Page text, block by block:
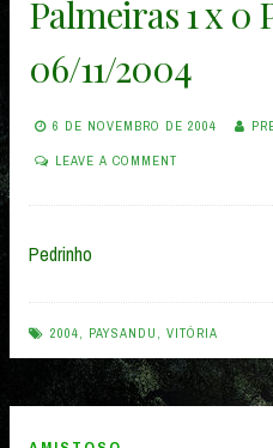
Palmeiras 1 x 0
06/11/2004
6 DE NOVEMBRO DE 2004
LEAVE A COMMENT
Pedrinho
2004, PAYSANDU , VITÓRIA